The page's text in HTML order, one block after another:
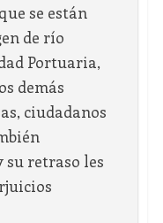
se están
de río
Portuaria,
demás
ciudadanos
su retraso les